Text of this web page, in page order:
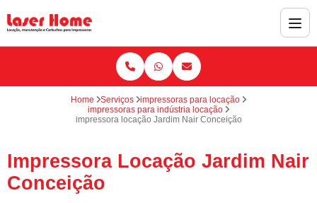
Home Serviços
impressoras para locação
impressoras para indústria locação
impressora locação Jardim Nair Conceição
Impressora Locação Jardim Nair
Conceição